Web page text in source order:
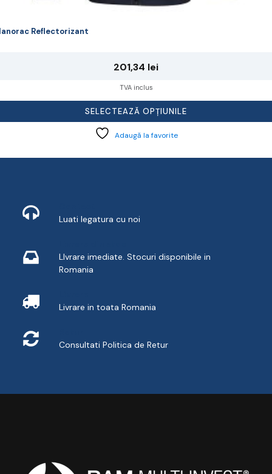
Reflectorizant
201,34 lei
TVA inclus
SELECTEAZĂ OPȚIUNILE
Adaugă la favorite
Luati legatura cu noi
LIvrare imediate. Stocuri disponibile in
Romania
Livrare in toata Romania
Consultati Politica de Retur